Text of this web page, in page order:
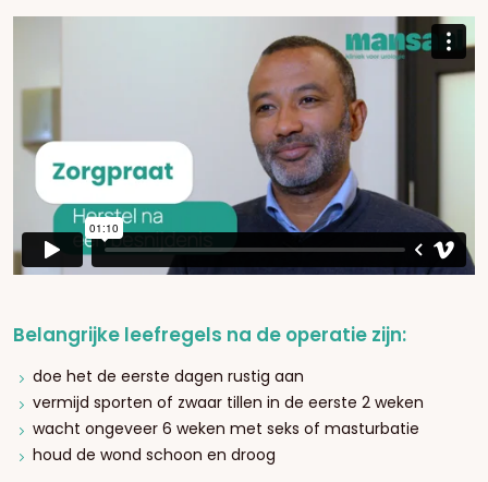
Belangrijke leefregels na de operatie zijn:
doe het de eerste dagen rustig aan
vermijd sporten of zwaar tillen in de eerste 2 weken
wacht ongeveer 6 weken met seks of masturbatie
houd de wond schoon en droog